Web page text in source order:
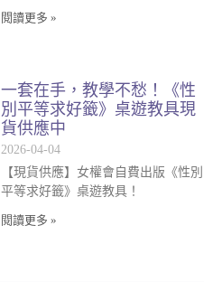
閱讀更多 »
一套在手，教學不愁！《性
別平等求好籤》桌遊教具現
貨供應中
2026-04-04
【現貨供應】女權會自費出版《性別
平等求好籤》桌遊教具！
閱讀更多 »